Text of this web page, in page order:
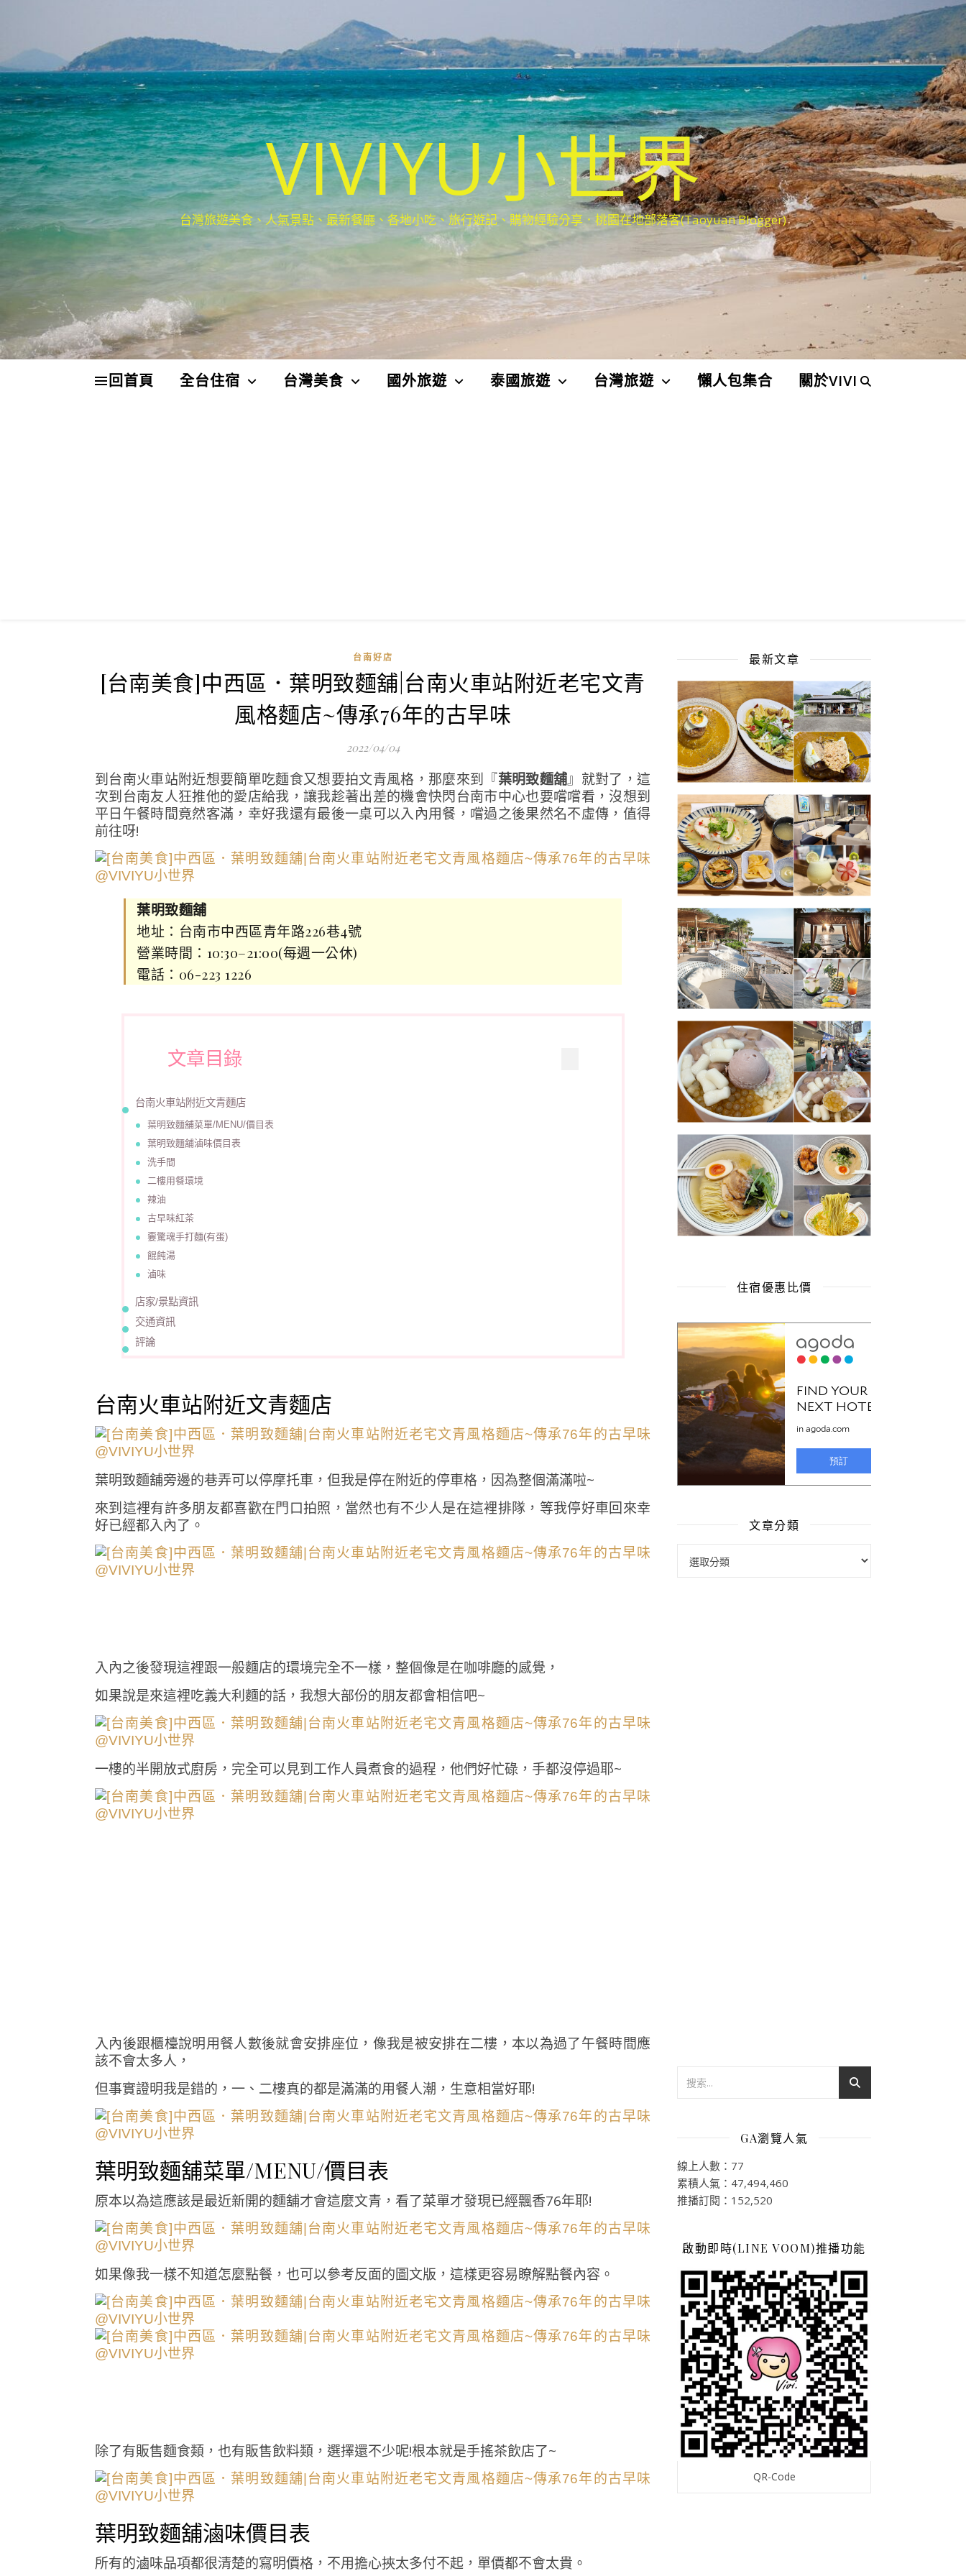
VIVIYU小世界
台灣旅遊美食、人氣景點、最新餐廳、各地小吃、旅行遊記、購物經驗分享．桃園在地部落客(Taoyuan Blogger)
回首頁 全台住宿 台灣美食 國外旅遊 泰國旅遊 台灣旅遊 懶人包集合 關於VIVI
台南好店
[台南美食]中西區．葉明致麵舖|台南火車站附近老宅文青
風格麵店~傳承76年的古早味
2022/04/04
到台南火車站附近想要簡單吃麵食又想要拍文青風格，那麼來到『葉明致麵舖』就對了，這
次到台南友人狂推他的愛店給我，讓我趁著出差的機會快閃台南市中心也要嚐嚐看，沒想到
平日午餐時間竟然客滿，幸好我還有最後一桌可以入內用餐，嚐過之後果然名不虛傳，值得
前往呀!
葉明致麵舖
地址：台南市中西區青年路226巷4號
營業時間：10:30–21:00(每週一公休)
電話：06-223 1226
文章目錄
台南火車站附近文青麵店
葉明致麵舖菜單/MENU/價目表
葉明致麵舖滷味價目表
洗手間
二樓用餐環境
辣油
古早味紅茶
嫑驚魂手打麵(有蛋)
餛飩湯
滷味
店家/景點資訊
交通資訊
評論
台南火車站附近文青麵店
葉明致麵舖旁邊的巷弄可以停摩托車，但我是停在附近的停車格，因為整個滿滿啦~
來到這裡有許多朋友都喜歡在門口拍照，當然也有不少人是在這裡排隊，等我停好車回來幸
好已經都入內了。
入內之後發現這裡跟一般麵店的環境完全不一樣，整個像是在咖啡廳的感覺，
如果說是來這裡吃義大利麵的話，我想大部份的朋友都會相信吧~
一樓的半開放式廚房，完全可以見到工作人員煮食的過程，他們好忙碌，手都沒停過耶~
入內後跟櫃檯說明用餐人數後就會安排座位，像我是被安排在二樓，本以為過了午餐時間應
該不會太多人，
但事實證明我是錯的，一、二樓真的都是滿滿的用餐人潮，生意相當好耶!
葉明致麵舖菜單/MENU/價目表
原本以為這應該是最近新開的麵舖才會這麼文青，看了菜單才發現已經飄香76年耶!
如果像我一樣不知道怎麼點餐，也可以參考反面的圖文版，這樣更容易瞭解點餐內容。
除了有販售麵食類，也有販售飲料類，選擇還不少呢!根本就是手搖茶飲店了~
葉明致麵舖滷味價目表
所有的滷味品項都很清楚的寫明價格，不用擔心挾太多付不起，單價都不會太貴。
最新文章
住宿優惠比價
文章分類
GA瀏覽人氣
線上人數：77
累積人氣：47,494,460
推播訂閱：152,520
啟動即時(LINE VOOM)推播功能
QR-Code